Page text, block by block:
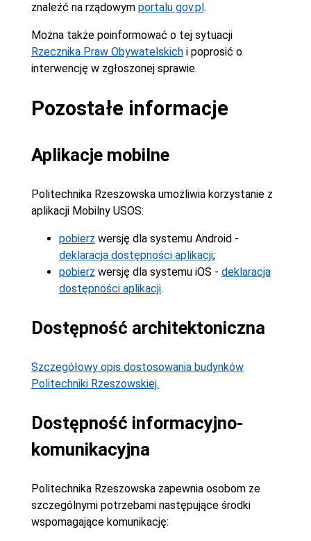
znaleźć na rządowym portalu gov.pl .
Można także poinformować o tej sytuacji
Rzecznika Praw Obywatelskichi poprosić o
interwencję w zgłoszonej sprawie.
Pozostałe informacje
Aplikacje mobilne
Politechnika Rzeszowska umożliwia korzystanie z
aplikacji Mobilny USOS:
pobierz wersję dla systemu Android -
deklaracja dostępności aplikacji;
pobierz wersję dla systemu iOS - deklaracja
dostępności aplikacji.
Dostępność architektoniczna
Szczegółowy opis dostosowania budynków
Politechniki Rzeszowskiej.
Dostępność informacyjno-
komunikacyjna
Politechnika Rzeszowska zapewnia osobom ze
szczególnymi potrzebami następujące środki
wspomagające komunikację: